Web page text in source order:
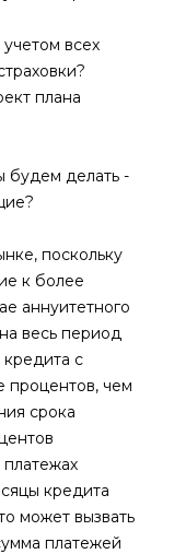
всех
плана
будем делать -
поскольку
к более
аннуитетного
весь период
с
процентов, чем
срока
кредита
может вызвать
платежей